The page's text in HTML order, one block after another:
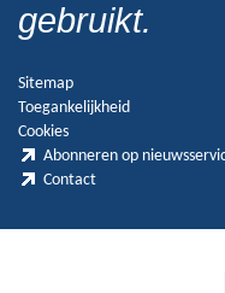
gebruikt.
Sitemap
Toegankelijkheid
Cookies
Abonneren op
Contact